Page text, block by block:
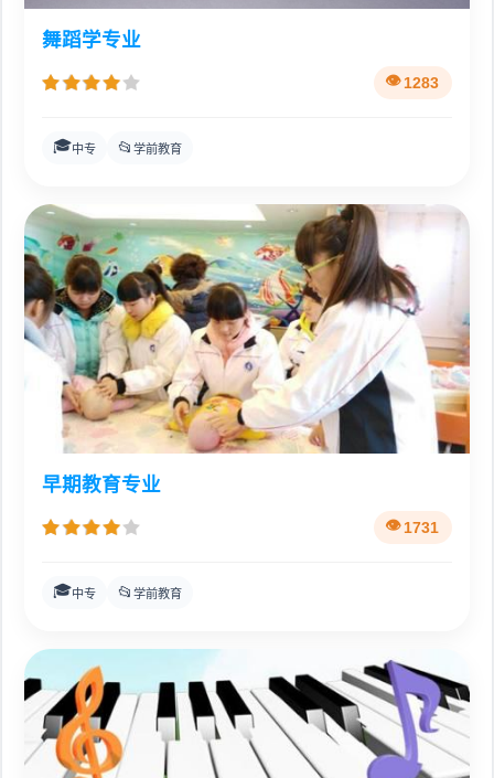
舞蹈学专业
1283
🎓中专 📂 学前教育
早期教育专业
1731
🎓中专 📂 学前教育